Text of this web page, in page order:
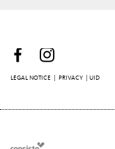
LEGAL NOTICE |PRIVACY | UID